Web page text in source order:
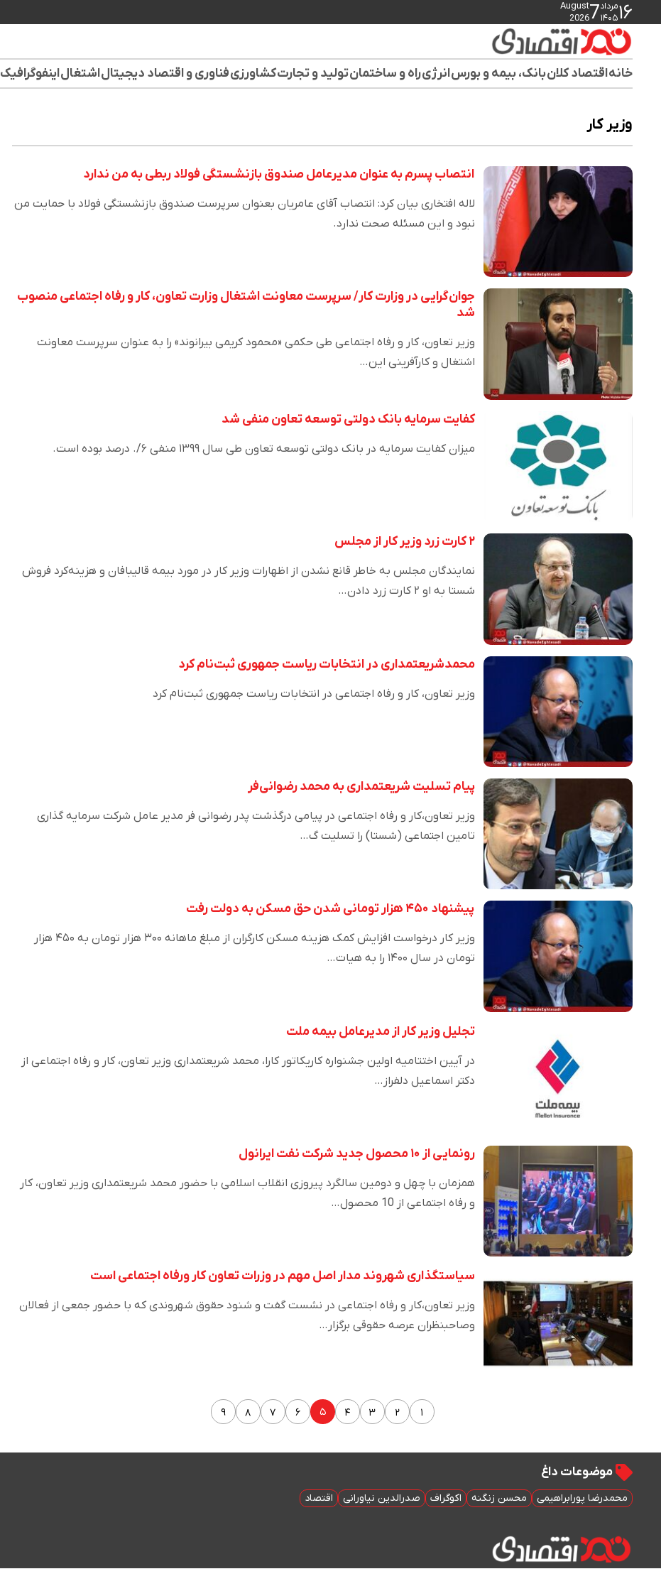
۱۶مرداد
۱۴۰۵7
August
2026
خانهاقتصاد کلانبانک، بیمه و بورسانرژیراه و ساختمانتولید و تجارتکشاورزیفناوری و اقتصاد دیجیتالاشتغالاینفوگرافیک
وزیر کار
انتصاب پسرم به عنوان مدیرعامل صندوق بازنشستگی فولاد ربطی به من ندارد
لاله افتخاری بیان کرد: انتصاب آقای عامریان بعنوان سرپرست صندوق بازنشستگی فولاد با حمایت من
نبود و این مسئله صحت ندارد.
جوان‌گرایی در وزارت کار/ سرپرست معاونت اشتغال وزارت تعاون، کار و رفاه اجتماعی منصوب
شد
وزیر تعاون، کار و رفاه اجتماعی طی حکمی «محمود کریمی بیرانوند» را به عنوان سرپرست معاونت
اشتغال و کارآفرینی این…
کفایت سرمایه بانک دولتی توسعه تعاون منفی شد
میزان کفایت سرمایه در بانک دولتی توسعه تعاون طی سال ۱۳۹۹ منفی ۶/. درصد بوده است.
۲ کارت زرد وزیر کار از مجلس
نمایندگان مجلس به خاطر قانع نشدن از اظهارات وزیر کار در مورد بیمه قالیبافان و هزینه‌کرد فروش
شستا به او ۲ کارت زرد دادن…
محمدشریعتمداری در انتخابات ریاست جمهوری ثبت‌نام کرد
وزیر تعاون، کار و رفاه اجتماعی در انتخابات ریاست جمهوری ثبت‌نام کرد
پیام تسلیت شریعتمداری به محمد رضوانی‌فر
وزیر تعاون،کار و رفاه اجتماعی در پیامی درگذشت پدر رضوانی فر مدیر عامل شرکت سرمایه گذاری
تامین اجتماعی (شستا) را تسلیت گ…
پیشنهاد ۴۵۰ هزار تومانی شدن حق مسکن به دولت رفت
وزیر کار درخواست افزایش کمک هزینه مسکن کارگران از مبلغ ماهانه ۳۰۰ هزار تومان به ۴۵۰ هزار
تومان در سال ۱۴۰۰ را به هیات…
تجلیل وزیر کار از مدیرعامل بیمه ملت
در آیین اختتامیه اولین جشنواره کاریکاتور کارا، محمد شریعتمداری وزیر تعاون، کار و رفاه اجتماعی از
دکتر اسماعیل دلفراز…
رونمایی از ۱۰ محصول جدید شرکت نفت ایرانول
همزمان با چهل و دومین سالگرد پیروزی انقلاب اسلامی با حضور محمد شریعتمداری وزیر تعاون، کار
و رفاه اجتماعی از 10 محصول…
سیاستگذاری شهروند مدار اصل مهم در وزرات تعاون کار ورفاه اجتماعی است
وزیر تعاون،کار و رفاه اجتماعی در نشست گفت و شنود حقوق شهروندی که با حضور جمعی از فعالان
وصاحبنظران عرصه حقوقی برگزار…
۱ ۲ ۳ ۴ ۵ ۶ ۷ ۸ ۹
موضوعات داغ
محمدرضا پورابراهیمی محسن زنگنه اکوگراف صدرالدین نیاورانی اقتصاد